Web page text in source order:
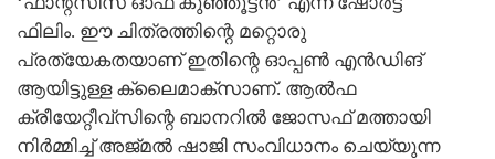
ഫിലിം. ഈ ചിത്രത്തിന്റെ മറ്റൊരു
പ്രത്യേകതയാണ് ഇതിന്റെ ഓപ്പൺ എൻഡിങ്
ആയിട്ടുള്ള ക്ലൈമാക്സാണ്. ആല്‍ഫ
ക്രീയേറ്റീവ്‌സിന്റെ ബാനറില്‍ ജോസഫ് മത്തായി
നിര്‍മ്മിച്ച് അജ്മല്‍ ഷാജി സംവിധാനം ചെയ്യുന്ന